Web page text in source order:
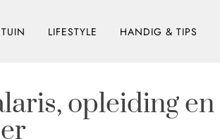
LIFESTYLE HANDIG & TIPS
opleiding en